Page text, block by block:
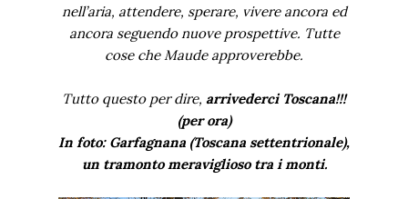
nell’aria, attendere, sperare, vivere ancora ed
ancora seguendo nuove prospettive. Tutte
cose che Maude approverebbe.
Tutto questo per dire, arrivederci Toscana!!!
(per ora)
In foto: Garfagnana (Toscana settentrionale),
un tramonto meraviglioso tra i monti.